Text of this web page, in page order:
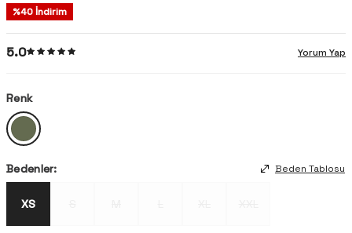
%40İndirim
5.0 Yorum Yap
Renk
Bedenler: Beden Tablosu
XS